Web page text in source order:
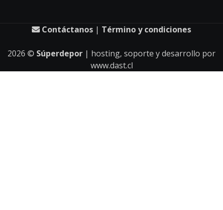
Contáctanos | Término y condiciones
2026 © Súperdepor | hosting, soporte y desarrollo por
www.dast.cl